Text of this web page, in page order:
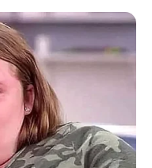
ΞΕΡΩ ΠΟΙΟΙ ΜΕ